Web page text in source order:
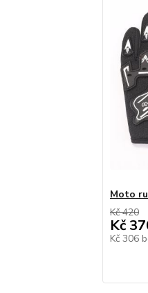
Moto
Kč 420
Kč
Kč 306